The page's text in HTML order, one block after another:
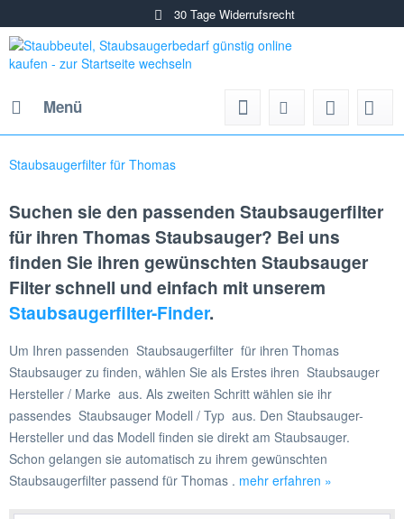
Menü
Staubsaugerfilter für Thomas
Suchen sie den passenden Staubsaugerfilter
für ihren Thomas Staubsauger? Bei uns
finden Sie ihren gewünschten Staubsauger
Filter schnell und einfach mit unserem
Staubsaugerfilter-Finder.
Um Ihren passenden Staubsaugerfilter für ihren Thomas
Staubsauger zu finden, wählen Sie als Erstes ihren Staubsauger
Hersteller / Marke aus. Als zweiten Schritt wählen sie ihr
passendes Staubsauger Modell / Typ aus. Den Staubsauger-
Hersteller und das Modell finden sie direkt am Staubsauger.
Schon gelangen sie automatisch zu ihrem gewünschten
Staubsaugerfilter passend für Thomas . mehr erfahren »